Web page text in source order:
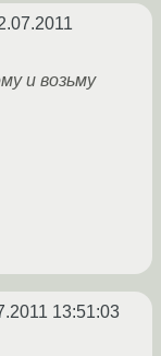
и возьму
13:51:03